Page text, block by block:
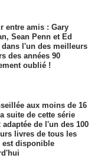
entre amis : Gary
Sean Penn et Ed
dans l'un des meilleurs
des années 90
oublié !
aux moins de 16
suite de cette série
adaptée de l'un des 100
livres de tous les
est disponible